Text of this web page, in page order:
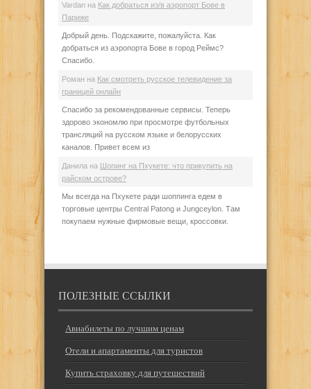
Vardan на Как добраться из/в аэропорт Бове в
Париже
Добрый день. Подскажите, пожалуйста. Как
добраться из аэропорта Бове в город Реймс?
Спасибо.
Роман на Как смотреть русское телевидение за
границей онлайн
Спасибо за рекомендованные сервисы. Теперь
здорово экономлю при просмотре футбольных
трансляций на русском языке и белорусских
каналов. Привет всем из
Данила на Шопинг на Пхукете: что прикупить на
райском острове?
Мы всегда на Пхукете ради шоппинга едем в
торговые центры Central Patong и Jungceylon. Там
покупаем нужные фирмовые вещи, кроссовки.
ПОЛЕЗНЫЕ ССЫЛКИ
Авиабилеты по лучшим ценам
Отели и апартаменты для туристов
Купить страховку для путешествий